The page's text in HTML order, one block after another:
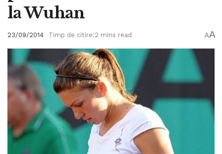
la Wuhan
23/09/2014 Timp de citire:2 mins read AA